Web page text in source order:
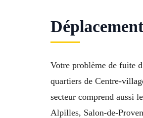
Votre problème de fuite
quartiers de Centre-
secteur comprend aussi
Alpilles, Salon-de-